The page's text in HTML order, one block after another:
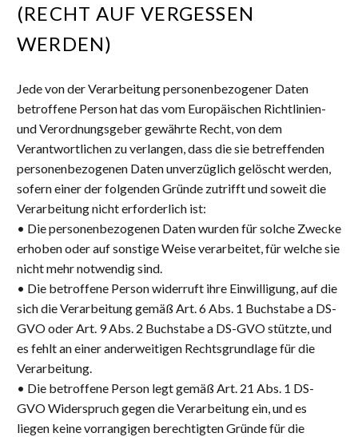
(RECHT AUF VERGESSEN
WERDEN)
Jede von der Verarbeitung personenbezogener Daten
betroffene Person hat das vom Europäischen Richtlinien-
und Verordnungsgeber gewährte Recht, von dem
Verantwortlichen zu verlangen, dass die sie betreffenden
personenbezogenen Daten unverzüglich gelöscht werden,
sofern einer der folgenden Gründe zutrifft und soweit die
Verarbeitung nicht erforderlich ist:
• Die personenbezogenen Daten wurden für solche Zwecke
erhoben oder auf sonstige Weise verarbeitet, für welche sie
nicht mehr notwendig sind.
• Die betroffene Person widerruft ihre Einwilligung, auf die
sich die Verarbeitung gemäß Art. 6 Abs. 1 Buchstabe a DS-
GVO oder Art. 9 Abs. 2 Buchstabe a DS-GVO stützte, und
es fehlt an einer anderweitigen Rechtsgrundlage für die
Verarbeitung.
• Die betroffene Person legt gemäß Art. 21 Abs. 1 DS-
GVO Widerspruch gegen die Verarbeitung ein, und es
liegen keine vorrangigen berechtigten Gründe für die